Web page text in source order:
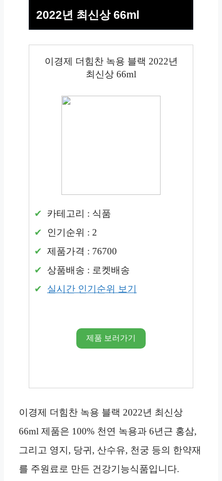
2022년 최신상 66ml
이경제 더힘찬 녹용 블랙 2022년
최신상 66ml
카테고리 : 식품
인기순위 : 2
제품가격 : 76700
상품배송 : 로켓배송
실시간 인기순위 보기
제품 보러가기
이경제 더힘찬 녹용 블랙 2022년 최신상
66ml 제품은 100% 천연 녹용과 6년근 홍삼,
그리고 영지, 당귀, 산수유, 천궁 등의 한약재
를 주원료로 만든 건강기능식품입니다.